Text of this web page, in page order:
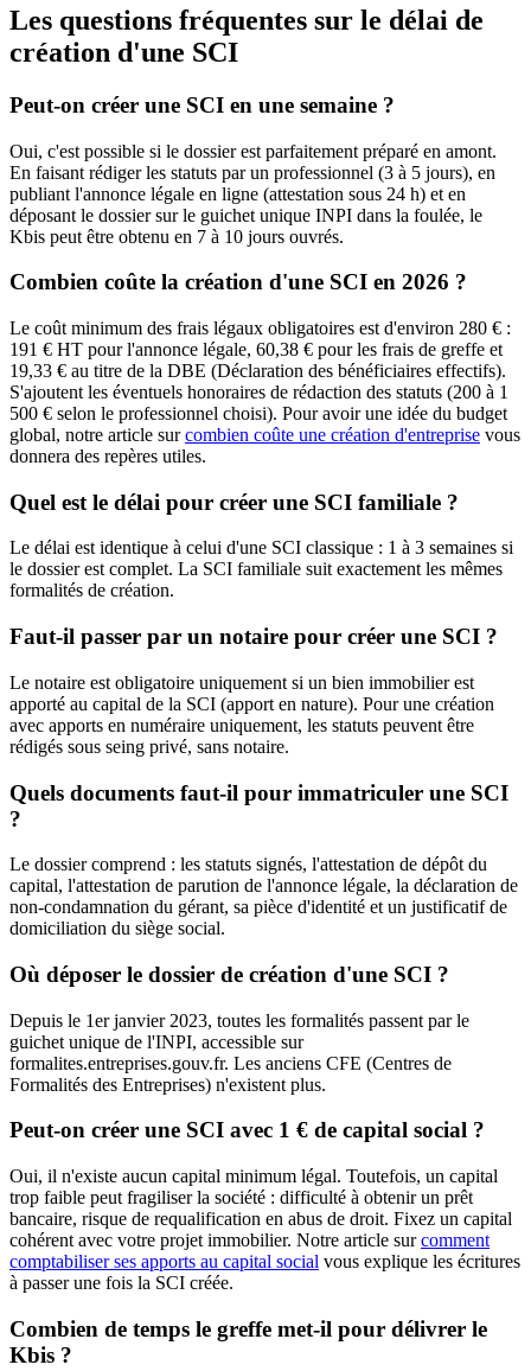
Les questions fréquentes sur le délai de
création d'une SCI
Peut-on créer une SCI en une semaine ?
Oui, c'est possible si le dossier est parfaitement préparé en amont.
En faisant rédiger les statuts par un professionnel (3 à 5 jours), en
publiant l'annonce légale en ligne (attestation sous 24 h) et en
déposant le dossier sur le guichet unique INPI dans la foulée, le
Kbis peut être obtenu en 7 à 10 jours ouvrés.
Combien coûte la création d'une SCI en 2026 ?
Le coût minimum des frais légaux obligatoires est d'environ 280 € :
191 € HT pour l'annonce légale, 60,38 € pour les frais de greffe et
19,33 € au titre de la DBE (Déclaration des bénéficiaires effectifs).
S'ajoutent les éventuels honoraires de rédaction des statuts (200 à 1
500 € selon le professionnel choisi). Pour avoir une idée du budget
global, notre article surcombien coûte une création d'entreprise vous
donnera des repères utiles.
Quel est le délai pour créer une SCI familiale ?
Le délai est identique à celui d'une SCI classique : 1 à 3 semaines si
le dossier est complet. La SCI familiale suit exactement les mêmes
formalités de création.
Faut-il passer par un notaire pour créer une SCI ?
Le notaire est obligatoire uniquement si un bien immobilier est
apporté au capital de la SCI (apport en nature). Pour une création
avec apports en numéraire uniquement, les statuts peuvent être
rédigés sous seing privé, sans notaire.
Quels documents faut-il pour immatriculer une SCI
?
Le dossier comprend : les statuts signés, l'attestation de dépôt du
capital, l'attestation de parution de l'annonce légale, la déclaration de
non-condamnation du gérant, sa pièce d'identité et un justificatif de
domiciliation du siège social.
Où déposer le dossier de création d'une SCI ?
Depuis le 1er janvier 2023, toutes les formalités passent par le
guichet unique de l'INPI, accessible sur
formalites.entreprises.gouv.fr. Les anciens CFE (Centres de
Formalités des Entreprises) n'existent plus.
Peut-on créer une SCI avec 1 € de capital social ?
Oui, il n'existe aucun capital minimum légal. Toutefois, un capital
trop faible peut fragiliser la société : difficulté à obtenir un prêt
bancaire, risque de requalification en abus de droit. Fixez un capital
cohérent avec votre projet immobilier. Notre article surcomment
comptabiliser ses apports au capital social vous explique les écritures
à passer une fois la SCI créée.
Combien de temps le greffe met-il pour délivrer le
Kbis ?